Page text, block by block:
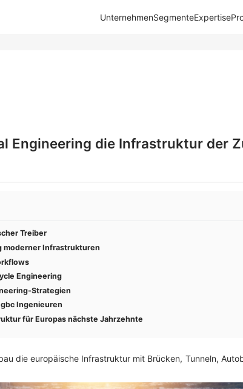
UnternehmenSegmenteExpertise
Engineering die Infrastruktur der
Treiber
moderner Infrastrukturen
Engineering
Strategien
Ingenieuren
für Europas nächste Jahrzehnte
die europäische Infrastruktur mit Brücken, Tunneln,